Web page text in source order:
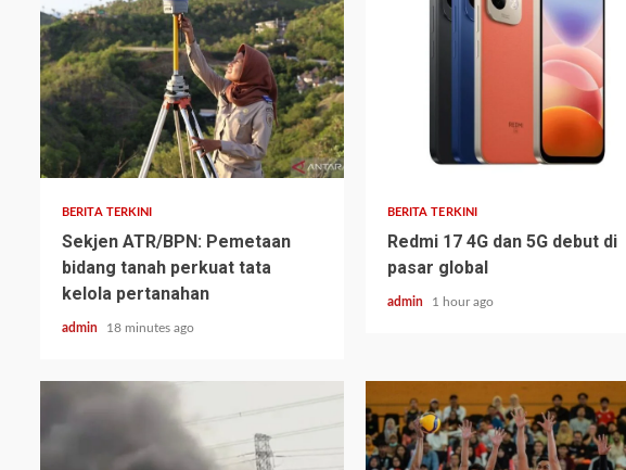
BERITA TERKINI
Sekjen ATR/BPN: Pemetaan
bidang tanah perkuat tata
kelola pertanahan
admin 18 minutes ago
BERITA TERKINI
Redmi 17 4G dan 5G debut di
pasar global
admin 1 hour ago